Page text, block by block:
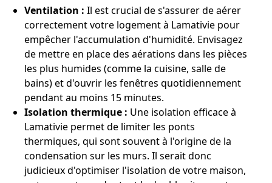
Ventilation : Il est crucial de s'assurer de aérer
correctement votre logement à Lamativie pour
empêcher l'accumulation d'humidité. Envisagez
de mettre en place des aérations dans les pièces
les plus humides (comme la cuisine, salle de
bains) et d'ouvrir les fenêtres quotidiennement
pendant au moins 15 minutes.
Isolation thermique : Une isolation efficace à
Lamativie permet de limiter les ponts
thermiques, qui sont souvent à l'origine de la
condensation sur les murs. Il serait donc
judicieux d'optimiser l'isolation de votre maison,